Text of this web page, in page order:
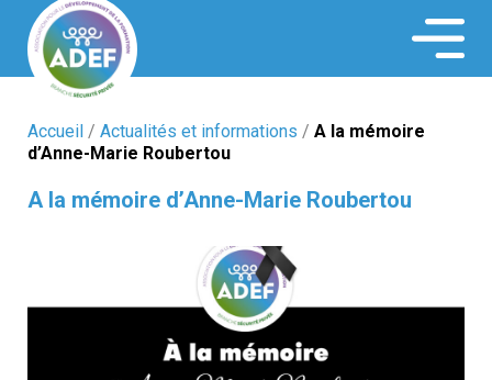
ADEF Securité
Accueil / Actualités et informations / A la mémoire
d’Anne-Marie Roubertou
A la mémoire d’Anne-Marie Roubertou